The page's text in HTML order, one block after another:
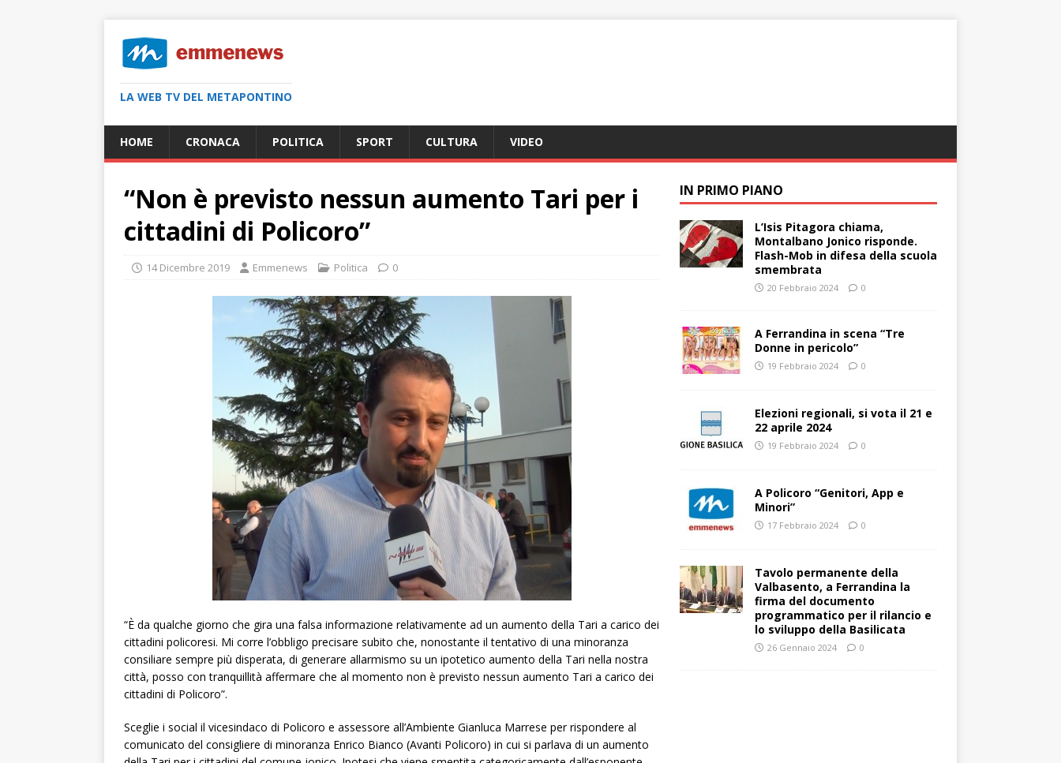
LA WEB TV DEL METAPONTINO
HOME CRONACA POLITICA SPORT CULTURA VIDEO
“Non è previsto nessun aumento Tari per i
cittadini di Policoro”
14 Dicembre 2019 Emmenews Politica 0
“È da qualche giorno che gira una falsa informazione relativamente ad un aumento della Tari a carico dei
cittadini policoresi. Mi corre l’obbligo precisare subito che, nonostante il tentativo di una minoranza
consiliare sempre più disperata, di generare allarmismo su un ipotetico aumento della Tari nella nostra
città, posso con tranquillità affermare che al momento non è previsto nessun aumento Tari a carico dei
cittadini di Policoro”.
Sceglie i social il vicesindaco di Policoro e assessore all’Ambiente Gianluca Marrese per rispondere al
comunicato del consigliere di minoranza Enrico Bianco (Avanti Policoro) in cui si parlava di un aumento
IN PRIMO PIANO
L’Isis Pitagora chiama,
Montalbano Jonico risponde.
Flash-Mob in difesa della scuola
smembrata
20 Febbraio 2024 0
A Ferrandina in scena “Tre
Donne in pericolo”
19 Febbraio 2024 0
Elezioni regionali, si vota il 21 e
22 aprile 2024
19 Febbraio 2024 0
A Policoro “Genitori, App e
Minori”
17 Febbraio 2024 0
Tavolo permanente della
Valbasento, a Ferrandina la
firma del documento
programmatico per il rilancio e
lo sviluppo della Basilicata
26 Gennaio 2024 0